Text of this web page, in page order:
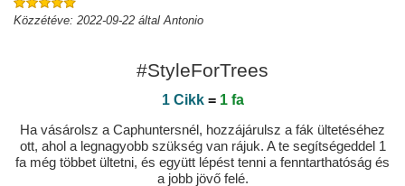
Közzétéve: 2022-09-22 által Antonio
#StyleForTrees
1 Cikk= 1 fa
Ha vásárolsz a Caphuntersnél, hozzájárulsz a fák ültetéséhez
ott, ahol a legnagyobb szükség van rájuk. A te segítségeddel 1
fa még többet ültetni, és együtt lépést tenni a fenntarthatóság és
a jobb jövő felé.